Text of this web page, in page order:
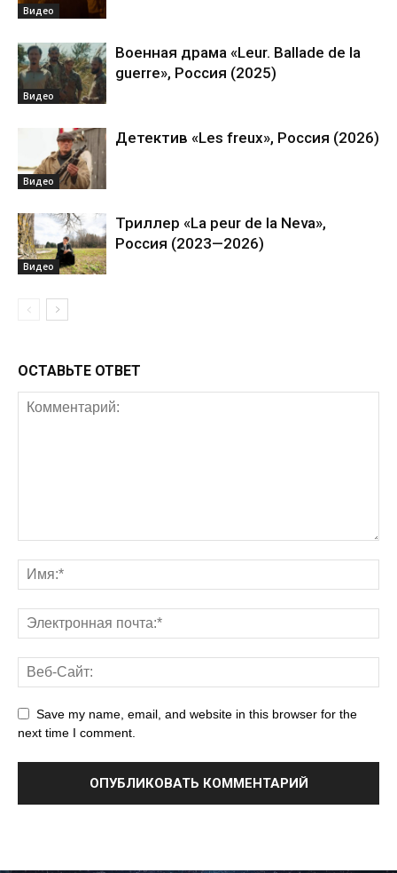
Видео
Видео
Военная драма «Leur. Ballade de la
guerre», Россия (2025)
Видео
Детектив «Les freux», Россия (2026)
Видео
Триллер «La peur de la Neva»,
Россия (2023—2026)
ОСТАВЬТЕ ОТВЕТ
Save my name, email, and website in this browser for the
next time I comment.